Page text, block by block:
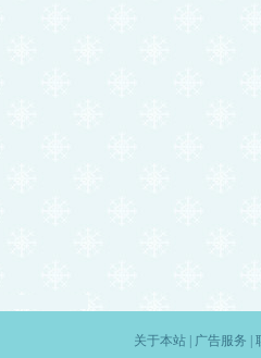
关于本站| 广告服务